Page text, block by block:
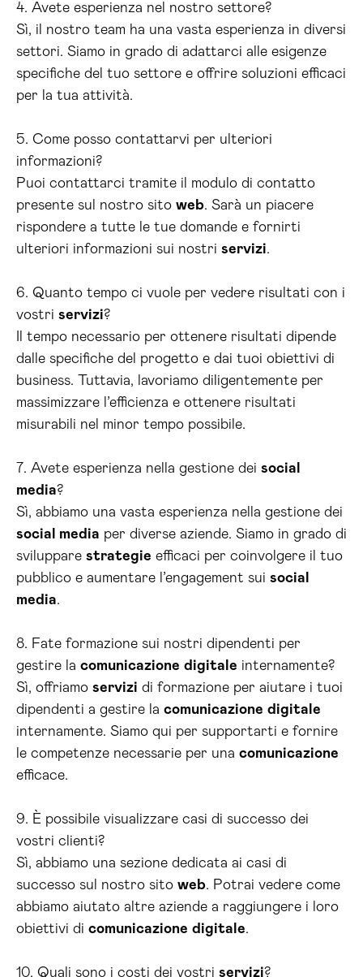
4. Avete esperienza nel nostro settore?
Sì, il nostro team ha una vasta esperienza in diversi
settori. Siamo in grado di adattarci alle esigenze
specifiche del tuo settore e offrire soluzioni efficaci
per la tua attività.
5. Come posso contattarvi per ulteriori
informazioni?
Puoi contattarci tramite il modulo di contatto
presente sul nostro sito web. Sarà un piacere
rispondere a tutte le tue domande e fornirti
ulteriori informazioni sui nostri servizi.
6. Quanto tempo ci vuole per vedere risultati con i
vostri servizi?
Il tempo necessario per ottenere risultati dipende
dalle specifiche del progetto e dai tuoi obiettivi di
business. Tuttavia, lavoriamo diligentemente per
massimizzare l’efficienza e ottenere risultati
misurabili nel minor tempo possibile.
7. Avete esperienza nella gestione dei social
media?
Sì, abbiamo una vasta esperienza nella gestione dei
social media per diverse aziende. Siamo in grado di
sviluppare strategie efficaci per coinvolgere il tuo
pubblico e aumentare l’engagement sui social
media.
8. Fate formazione sui nostri dipendenti per
gestire la comunicazione digitale internamente?
Sì, offriamo servizi di formazione per aiutare i tuoi
dipendenti a gestire la comunicazione digitale
internamente. Siamo qui per supportarti e fornire
le competenze necessarie per una comunicazione
efficace.
9. È possibile visualizzare casi di successo dei
vostri clienti?
Sì, abbiamo una sezione dedicata ai casi di
successo sul nostro sito web. Potrai vedere come
abbiamo aiutato altre aziende a raggiungere i loro
obiettivi di comunicazione digitale.
10. Quali sono i costi dei vostri servizi?